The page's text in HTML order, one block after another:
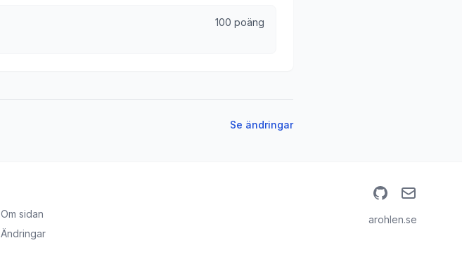
100 poäng
Se ändringar
Om sidan
Ändringar
GitHubEmail
arohlen.se